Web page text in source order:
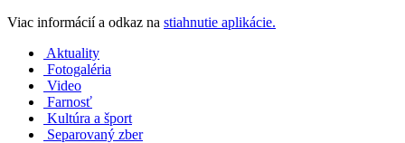
Viac informácií a odkaz na stiahnutie aplikácie.
Aktuality
Fotogaléria
Video
Farnosť
Kultúra a šport
Separovaný zber